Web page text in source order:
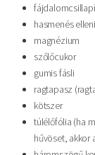
hasmenés
magnézium
szőlőcukor
gumis fásli
ragtapasz
kötszer
túlélőfólia (ha
hűvöset, akkor